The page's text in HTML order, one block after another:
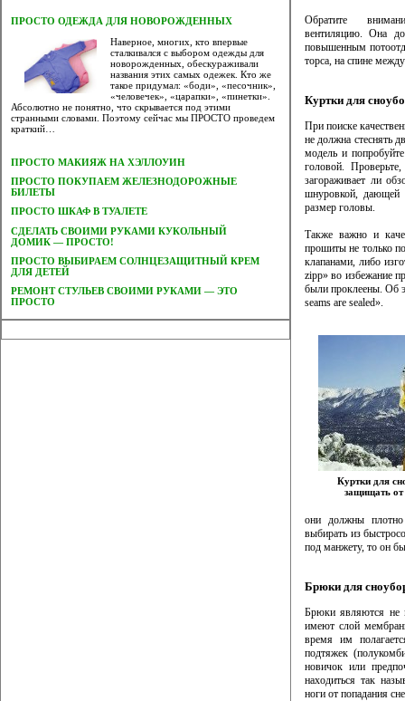
ПРОСТО ОДЕЖДА ДЛЯ НОВОРОЖДЕННЫХ
Наверное, многих, кто впервые
сталкивался с выбором одежды для
новорожденных, обескураживали
названия этих самых одежек. Кто же
такое придумал: «боди», «песочник»,
«человечек», «царапки», «пинетки».
Абсолютно не понятно, что скрывается под этими
странными словами. Поэтому сейчас мы ПРОСТО проведем
краткий…
ПРОСТО МАКИЯЖ НА ХЭЛЛОУИН
ПРОСТО ПОКУПАЕМ ЖЕЛЕЗНОДОРОЖНЫЕ
БИЛЕТЫ
ПРОСТО ШКАФ В ТУАЛЕТЕ
CДЕЛАТЬ СВОИМИ РУКАМИ КУКОЛЬНЫЙ
ДОМИК — ПРОСТО!
ПРОСТО ВЫБИРАЕМ СОЛНЦЕЗАЩИТНЫЙ КРЕМ
ДЛЯ ДЕТЕЙ
РЕМОНТ СТУЛЬЕВ СВОИМИ РУКАМИ — ЭТО
ПРОСТО
Обратите
вентиляцию. Она
повышенным
торса, на спине
Куртки для
При поиске
не должна стеснять
модель и
головой.
загораживает ли
шнуровкой, дающей
размер головы.
Также важно и
прошиты не только
клапанами, либо
zipp» во избежание
были проклеены. Об
seams are sealed».
Куртки для
защищать от
они должны плотно
выбирать из
под манжету, то он
Брюки для
Брюки являются не
имеют слой
время им
подтяжек
новичок или
находиться так
ноги от попадания